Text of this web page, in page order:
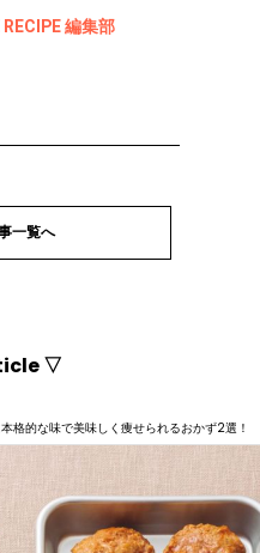
RECIPE 編集部
一覧へ
▽
格的な味で美味しく痩せられるおかず2選！